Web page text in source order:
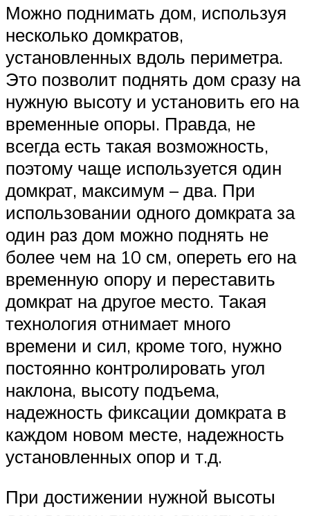
Можно поднимать дом, используя
несколько домкратов,
установленных вдоль периметра.
Это позволит поднять дом сразу на
нужную высоту и установить его на
временные опоры. Правда, не
всегда есть такая возможность,
поэтому чаще используется один
домкрат, максимум – два. При
использовании одного домкрата за
один раз дом можно поднять не
более чем на 10 см, опереть его на
временную опору и переставить
домкрат на другое место. Такая
технология отнимает много
времени и сил, кроме того, нужно
постоянно контролировать угол
наклона, высоту подъема,
надежность фиксации домкрата в
каждом новом месте, надежность
установленных опор и т.д.
При достижении нужной высоты